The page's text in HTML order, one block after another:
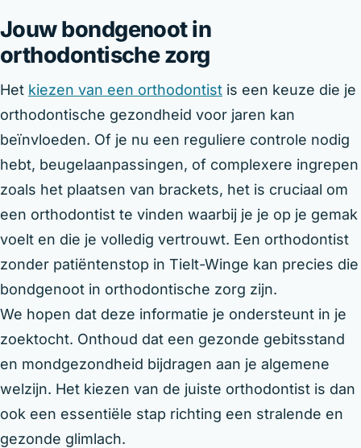
Jouw bondgenoot in
orthodontische zorg
Het kiezen van een orthodontist is een keuze die je
orthodontische gezondheid voor jaren kan
beïnvloeden. Of je nu een reguliere controle nodig
hebt, beugelaanpassingen, of complexere ingrepen
zoals het plaatsen van brackets, het is cruciaal om
een orthodontist te vinden waarbij je je op je gemak
voelt en die je volledig vertrouwt. Een orthodontist
zonder patiëntenstop in Tielt-Winge kan precies die
bondgenoot in orthodontische zorg zijn.
We hopen dat deze informatie je ondersteunt in je
zoektocht. Onthoud dat een gezonde gebitsstand
en mondgezondheid bijdragen aan je algemene
welzijn. Het kiezen van de juiste orthodontist is dan
ook een essentiële stap richting een stralende en
gezonde glimlach.